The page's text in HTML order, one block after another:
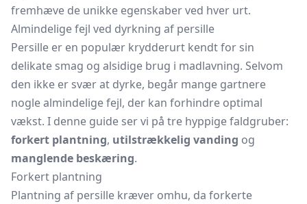
fremhæve de unikke egenskaber ved hver urt.
Almindelige fejl ved dyrkning af persille
Persille er en populær krydderurt kendt for sin
delikate smag og alsidige brug i madlavning. Selvom
den ikke er svær at dyrke, begår mange gartnere
nogle almindelige fejl, der kan forhindre optimal
vækst. I denne guide ser vi på tre hyppige faldgruber:
forkert plantning, utilstrækkelig vanding og
manglende beskæring.
Forkert plantning
Plantning af persille kræver omhu, da forkerte